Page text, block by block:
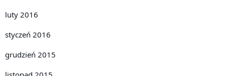
luty 2016
styczeń 2016
grudzień 2015